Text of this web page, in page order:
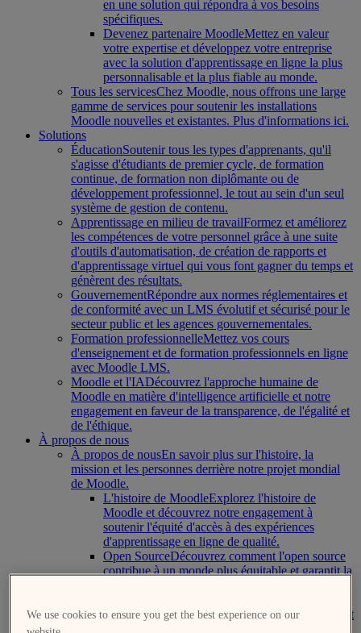
en une solution qui répondra à vos besoins
spécifiques.
Devenez partenaire MoodleMettez en valeur
votre expertise et développez votre entreprise
avec la solution d'apprentissage en ligne la plus
personnalisable et la plus fiable au monde.
Tous les servicesChez Moodle, nous offrons une large
gamme de services pour soutenir les installations
Moodle nouvelles et existantes. Plus d'informations ici.
Solutions
ÉducationSoutenir tous les types d'apprenants, qu'il
s'agisse d'étudiants de premier cycle, de formation
continue, de formation non diplômante ou de
développement professionnel, le tout au sein d'un seul
système de gestion de contenu.
Apprentissage en milieu de travailFormez et améliorez
les compétences de votre personnel grâce à une suite
d'outils d'automatisation, de création de rapports et
d'apprentissage virtuel qui vous font gagner du temps et
génèrent des résultats.
GouvernementRépondre aux normes réglementaires et
de conformité avec un LMS évolutif et sécurisé pour le
secteur public et les agences gouvernementales.
Formation professionnelleMettez vos cours
d'enseignement et de formation professionnels en ligne
avec Moodle LMS.
Moodle et l'IADécouvrez l'approche humaine de
Moodle en matière d'intelligence artificielle et notre
engagement en faveur de la transparence, de l'égalité et
de l'éthique.
À propos de nous
À propos de nousEn savoir plus sur l'histoire, la
mission et les personnes derrière notre projet mondial
de Moodle.
L'histoire de MoodleExplorez l'histoire de
Moodle et découvrez notre engagement à
soutenir l'équité d'accès à des expériences
d'apprentissage en ligne de qualité.
Open SourceDécouvrez comment l'open source
contribue à un monde plus équitable et garantit la
Certifié officiel B CorporationLisez l'engagement
We use cookies to ensure you get the best experience on our